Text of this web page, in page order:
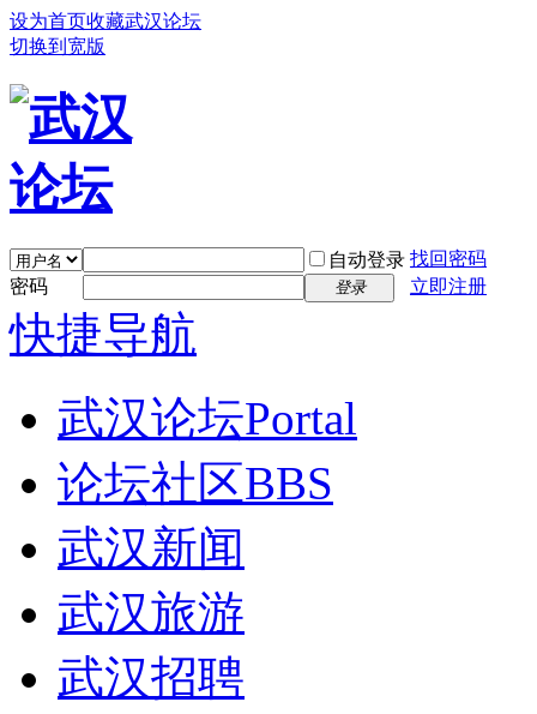
设为首页收藏武汉论坛
切换到宽版
自动登录 找回密码
密码
登录 立即注册
快捷导航
武汉论坛Portal
论坛社区BBS
武汉新闻
武汉旅游
武汉招聘